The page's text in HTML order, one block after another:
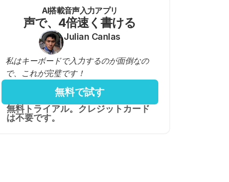
AI搭載音声入力アプリ
声で、4倍速く書ける
Julian Canlas
私はキーボードで入力するのが面倒なの
で、これが完璧です！
無料で試す
無料トライアル。クレジットカード
は不要です。